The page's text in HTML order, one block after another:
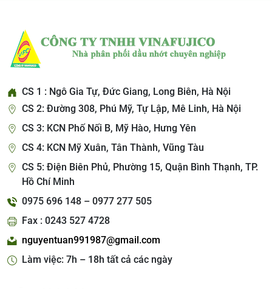
CS 1 : Ngô Gia Tự, Đức Giang, Long Biên, Hà Nội
CS 2: Đường 308, Phú Mỹ, Tự Lập, Mê Linh, Hà Nội
CS 3: KCN Phố Nối B, Mỹ Hào, Hưng Yên
CS 4: KCN Mỹ Xuân, Tân Thành, Vũng Tàu
CS 5: Điện Biên Phủ, Phường 15, Quận Bình Thạnh, TP.
Hồ Chí Minh
0975 696 148 – 0977 277 505
Fax : 0243 527 4728
nguyentuan991987@gmail.com
Làm việc: 7h – 18h tất cả các ngày